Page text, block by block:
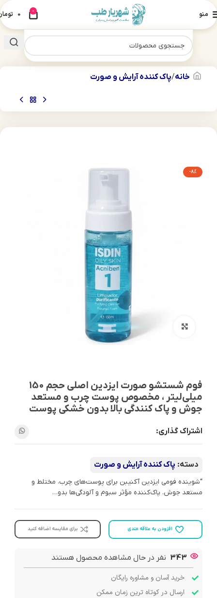
منو 0
0
خانه پاک کننده آرایش و صورت
-8%
بزرگنمایی تصویر
فوم شستشو صورت ایزدین اصلی حجم 150
میلی‌لیتر ، مخصوص پوست چرب و مستعد
جوش و پاک کنندگی بالا بدون خشکی پوست
اشتراک گذاری:
دسته: پاک کننده آرایش و صورت
“شوینده فومی ایزدین آکنیبن برای پوست‌های چرب، مختلط و
مستعد جوش. پاک‌کننده مؤثر سبوم و آلودگی‌ها بدو…
افزودن به علاقه مندی برای مقایسه اضافه کنید
343 نفر در حال مشاهده محصول هستند
خرید آسان و مشاوره رایگان
ارسال در کوتاه ترین زمان ممکن